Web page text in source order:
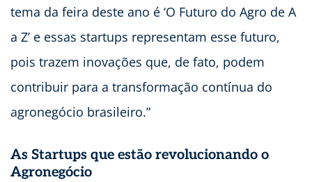
tema da feira deste ano é ‘O Futuro do Agro de A
a Z’ e essas startups representam esse futuro,
pois trazem inovações que, de fato, podem
contribuir para a transformação contínua do
agronegócio brasileiro.”
As Startups que estão revolucionando o
Agronegócio